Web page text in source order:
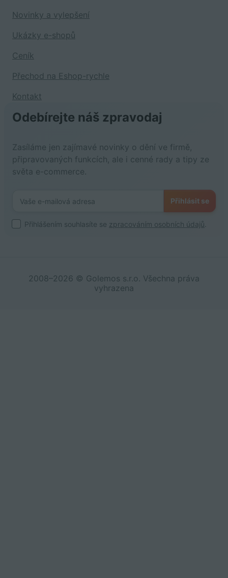
Novinky a vylepšení
Ukázky e-shopů
Ceník
Přechod na Eshop-rychle
Kontakt
Odebírejte náš zpravodaj
Zasíláme jen zajímavé novinky o dění ve firmě,
připravovaných funkcích, ale i cenné rady a tipy ze
světa e-commerce.
Přihlásit se
Přihlášením souhlasíte se zpracováním osobních údajů
2008–2026 © Golemos s.r.o. Všechna práva
vyhrazena